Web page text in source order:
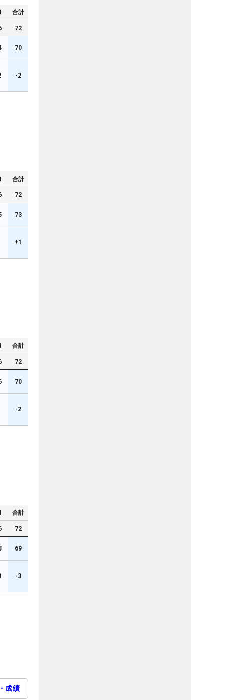
合計
72
70
-2
合計
72
73
+1
合計
72
70
-2
合計
72
69
-3
成績